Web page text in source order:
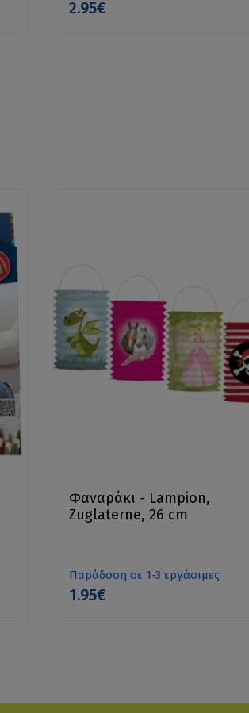
2.95€
Φαναράκι - Lampion,
Zuglaterne, 26 cm
Παράδοση σε 1-3 εργάσιμες
1.95€